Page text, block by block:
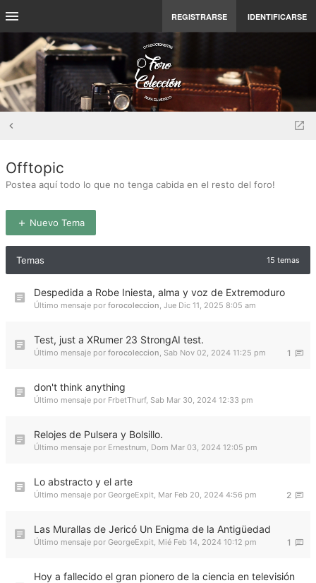
REGISTRARSE IDENTIFICARSE
Offtopic
Postea aquí todo lo que no tenga cabida en el resto del foro!
Nuevo Tema
Temas 15 temas
Despedida a Robe Iniesta, alma y voz de Extremoduro
Último mensaje por forocoleccion, Jue Dic 11, 2025 8:05 am
Test, just a XRumer 23 StrongAI test.
1
Último mensaje por forocoleccion, Sab Nov 02, 2024 11:25 pm
don't think anything
Último mensaje por FrbetThurf, Sab Mar 30, 2024 12:33 pm
Relojes de Pulsera y Bolsillo.
Último mensaje por Ernestnum, Dom Mar 03, 2024 12:05 pm
Lo abstracto y el arte
2
Último mensaje por GeorgeExpit, Mar Feb 20, 2024 4:56 pm
Las Murallas de Jericó Un Enigma de la Antigüedad
1
Último mensaje por GeorgeExpit, Mié Feb 14, 2024 10:12 pm
Hoy a fallecido el gran pionero de la ciencia en televisión